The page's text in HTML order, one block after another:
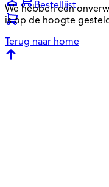
Bestellijst
We hebben een
is op de hoogte
Terug naar home